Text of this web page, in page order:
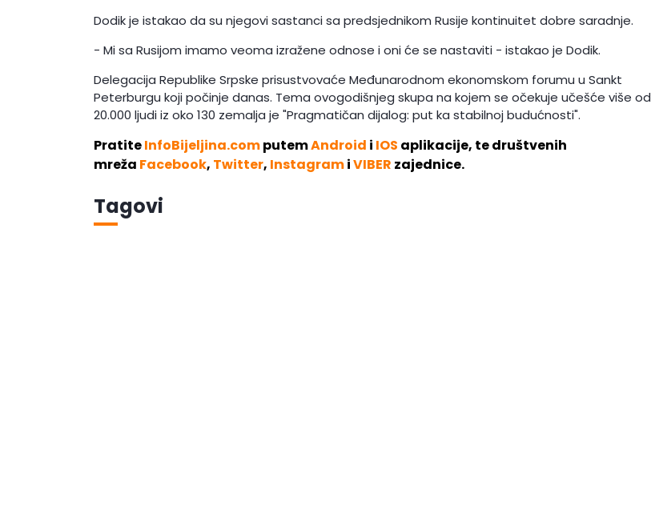
Dodik je istakao da su njegovi sastanci sa predsjednikom Rusije kontinuitet dobre saradnje.
- Mi sa Rusijom imamo veoma izražene odnose i oni će se nastaviti - istakao je Dodik.
Delegacija Republike Srpske prisustvovaće Međunarodnom ekonomskom forumu u Sankt
Peterburgu koji počinje danas. Tema ovogodišnjeg skupa na kojem se očekuje učešće više od
20.000 ljudi iz oko 130 zemalja je "Pragmatičan dijalog: put ka stabilnoj budućnosti".
PratiteInfoBijeljina.computemAndroid i IOS aplikacije, te društvenih
mreža Facebook, Twitter, InstagramiVIBER zajednice.
Tagovi